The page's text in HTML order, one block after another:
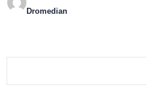
Dromedian